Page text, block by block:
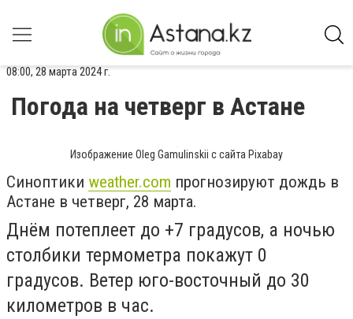
08:00, 28 марта 2024 г.
Погода на четверг в Астане
Изображение Oleg Gamulinskii с сайта Pixabay
Синоптики weather.com прогнозируют дождь в
Астане в четверг, 28 марта.
Днём потеплеет до +7 градусов, а ночью
столбики термометра покажут 0
градусов. Ветер юго-восточный до 30
километров в час.